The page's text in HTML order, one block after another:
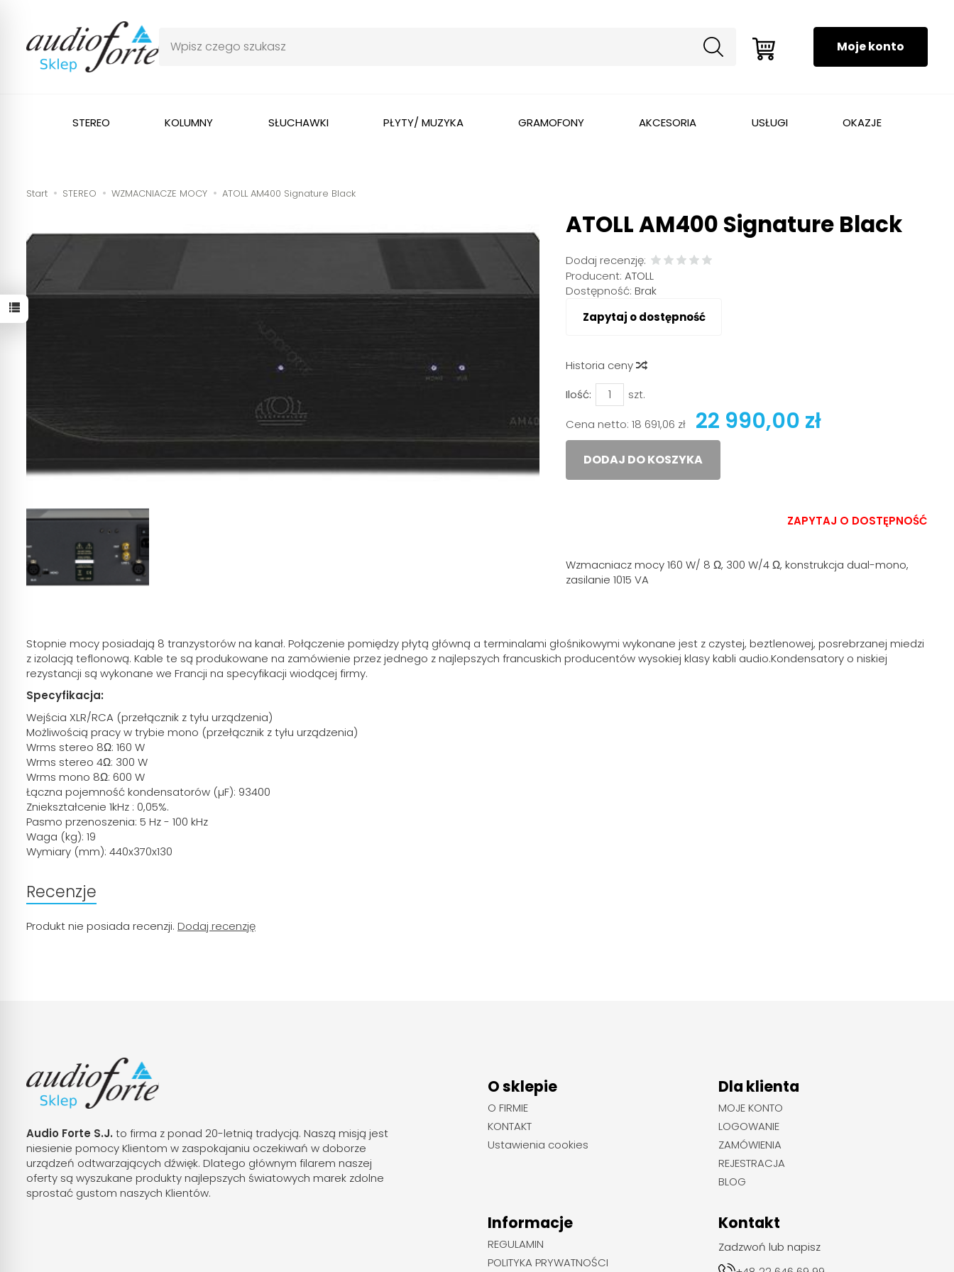
STEREO KOLUMNY SŁUCHAWKI PŁYTY/ MUZYKA GRAMOFONY AKCESORIA USŁUGI OKAZJE
Start STEREO WZMACNIACZE MOCY ATOLL AM400 Signature Black
ATOLL AM400 Signature Black
Dodaj recenzję:
Producent: ATOLL
Dostępność: Brak
Zapytaj o dostępność
Historia ceny
Ilość:
szt.
Cena netto:18 691,06 zł 22 990,00 zł
DODAJ DO KOSZYKA
ZAPYTAJ O DOSTĘPNOŚĆ
Wzmacniacz mocy 160 W/ 8 Ω, 300 W/4 Ω, konstrukcja dual-mono,
zasilanie 1015 VA
Stopnie mocy posiadają 8 tranzystorów na kanał. Połączenie pomiędzy płytą główną a terminalami głośnikowymi wykonane jest z czystej, beztlenowej, posrebrzanej miedzi
z izolacją teflonową. Kable te są produkowane na zamówienie przez jednego z najlepszych francuskich producentów wysokiej klasy kabli audio.Kondensatory o niskiej
rezystancji są wykonane we Francji na specyfikacji wiodącej firmy.
Specyfikacja:
Wejścia XLR/RCA (przełącznik z tyłu urządzenia)
Możliwością pracy w trybie mono (przełącznik z tyłu urządzenia)
Wrms stereo 8Ω: 160 W
Wrms stereo 4Ω: 300 W
Wrms mono 8Ω: 600 W
Łączna pojemność kondensatorów (µF): 93400
Zniekształcenie 1kHz : 0,05%.
Pasmo przenoszenia: 5 Hz - 100 kHz
Waga (kg): 19
Wymiary (mm): 440x370x130
Recenzje
Produkt nie posiada recenzji. Dodaj recenzję
Audio Forte S.J. to firma z ponad 20-letnią tradycją. Naszą misją jest
niesienie pomocy Klientom w zaspokajaniu oczekiwań w doborze
urządzeń odtwarzających dźwięk. Dlatego głównym filarem naszej
oferty są wyszukane produkty najlepszych światowych marek zdolne
sprostać gustom naszych Klientów.
O sklepie
O FIRMIE
KONTAKT
Ustawienia cookies
Dla klienta
MOJE KONTO
LOGOWANIE
ZAMÓWIENIA
REJESTRACJA
BLOG
Informacje
REGULAMIN
POLITYKA PRYWATNOŚCI
Kontakt
Zadzwoń lub napisz